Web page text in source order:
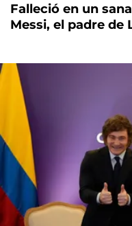
Falleció en un
Messi, el padre de